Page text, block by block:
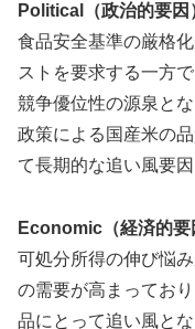
Political（政治的要因
食品安全基準の厳格
ストを要求する一方
競争優位性の源泉と
政策による国産米の
て長期的な追い風要因
Economic（経済的要
可処分所得の伸び悩
の需要が高まってお
品にとって追い風と